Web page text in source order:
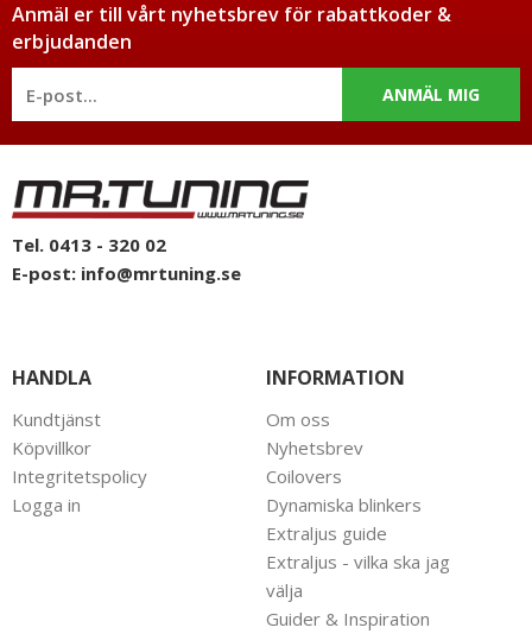
mail: info@mrtuning.se
Anmäl er till vårt nyhetsbrev för rabattkoder &
erbjudanden
ANMÄL MIG
Tel. 0413 - 320 02
E-post: info@mrtuning.se
HANDLA
Kundtjänst
Köpvillkor
Integritetspolicy
Logga in
INFORMATION
Om oss
Nyhetsbrev
Coilovers
Dynamiska blinkers
Extraljus guide
Extraljus - vilka ska jag
välja
Guider & Inspiration